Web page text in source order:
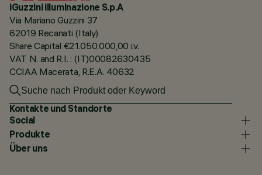
iGuzzini illuminazione S.p.A
Via Mariano Guzzini 37
62019 Recanati (Italy)
Share Capital €21.050.000,00 i.v.
VAT N. and R.I. : (IT)00082630435
CCIAA Macerata, R.E.A. 40632
Kontakte und Standorte
Social
Produkte
Über uns